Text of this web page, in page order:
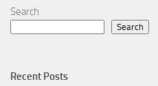
Search
Search
Recent Posts